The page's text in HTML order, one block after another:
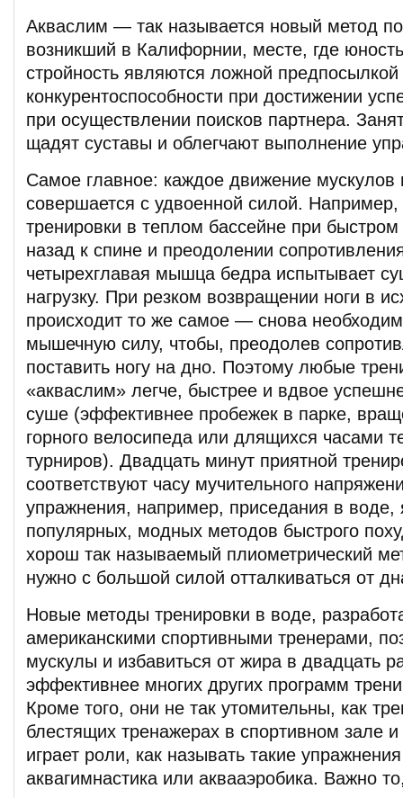
Акваслим — так называется новый метод
возникший в Калифорнии, месте, где
стройность являются ложной предпосылкой
конкурентоспособности при достижении
при осуществлении поисков партнера.
щадят суставы и облегчают выполнение
Самое главное: каждое движение мускулов
совершается с удвоенной силой.
тренировки в теплом бассейне при быстром
назад к спине и преодолении
четырехглавая мышца бедра испытывает
нагрузку. При резком возвращении ноги в
происходит то же самое — снова
мышечную силу, чтобы, преодолев
поставить ногу на дно. Поэтому любые
«акваслим» легче, быстрее и вдвое
суше (эффективнее пробежек в парке,
горного велосипеда или длящихся часами
турниров). Двадцать минут приятной
соответствуют часу мучительного
упражнения, например, приседания в
популярных, модных методов быстрого
хорош так называемый плиометрический
нужно с большой силой отталкиваться от
Новые методы тренировки в воде,
американскими спортивными тренерами,
мускулы и избавиться от жира в двадцать
эффективнее многих других программ
Кроме того, они не так утомительны, как
блестящих тренажерах в спортивном зале
играет роли, как называть такие
аквагимнастика или аквааэробика. Важно